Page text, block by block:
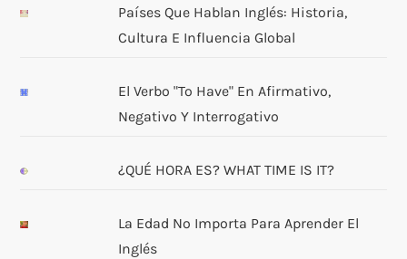
Países Que Hablan Inglés: Historia,
Cultura E Influencia Global
El Verbo "to Have" En Afirmativo,
Negativo Y Interrogativo
¿QUÉ HORA ES? WHAT TIME IS IT?
La Edad No Importa Para Aprender El
Inglés